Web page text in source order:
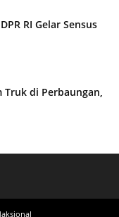
RI Gelar Sensus
di Perbaungan,